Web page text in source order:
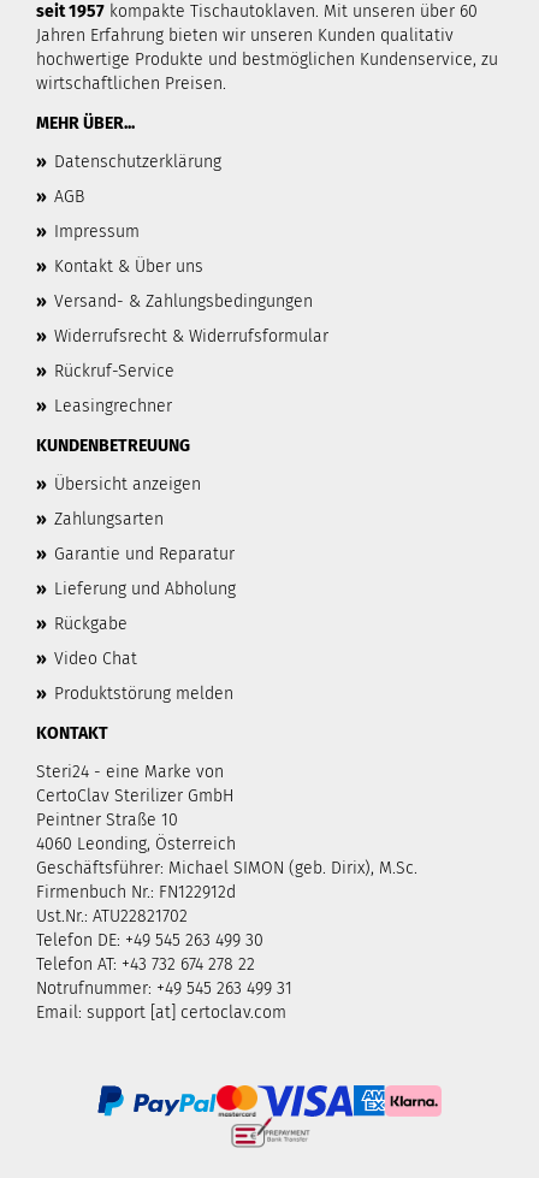
seit 1957 kompakte Tischautoklaven. Mit unseren über 60
Jahren Erfahrung bieten wir unseren Kunden qualitativ
hochwertige Produkte und bestmöglichen Kundenservice, zu
wirtschaftlichen Preisen.
MEHR ÜBER...
» Datenschutzerklärung
» AGB
» Impressum
» Kontakt & Über uns
» Versand- & Zahlungsbedingungen
» Widerrufsrecht & Widerrufsformular
» Rückruf-Service
» Leasingrechner
KUNDENBETREUUNG
» Übersicht anzeigen
» Zahlungsarten
» Garantie und Reparatur
» Lieferung und Abholung
» Rückgabe
» Video Chat
» Produktstörung melden
KONTAKT
Steri24 - eine Marke von
CertoClav Sterilizer GmbH
Peintner Straße 10
4060 Leonding, Österreich
Geschäftsführer: Michael SIMON (geb. Dirix), M.Sc.
Firmenbuch Nr.: FN122912d
Ust.Nr.: ATU22821702
Telefon DE: +49 545 263 499 30
Telefon AT: +43 732 674 278 22
Notrufnummer: +49 545 263 499 31
Email: support [at] certoclav.com